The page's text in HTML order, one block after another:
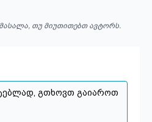
თუ მიუთითებთ ავტორს.